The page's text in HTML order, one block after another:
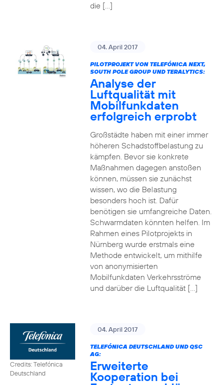
die […]
04. April 2017
PILOTPROJEKT VON TELEFÓNICA NEXT,
SOUTH POLE GROUP UND TERALYTICS:
Analyse der
Luftqualität mit
Mobilfunkdaten
erfolgreich erprobt
Großstädte haben mit einer immer
höheren Schadstoffbelastung zu
kämpfen. Bevor sie konkrete
Maßnahmen dagegen anstoßen
können, müssen sie zunächst
wissen, wo die Belastung
besonders hoch ist. Dafür
benötigen sie umfangreiche Daten.
Schwarmdaten könnten helfen. Im
Rahmen eines Pilotprojekts in
Nürnberg wurde erstmals eine
Methode entwickelt, um mithilfe
von anonymisierten
Mobilfunkdaten Verkehrsströme
und darüber die Luftqualität […]
Credits: Telefónica
Deutschland
04. April 2017
TELEFÓNICA DEUTSCHLAND UND QSC
AG:
Erweiterte
Kooperation bei